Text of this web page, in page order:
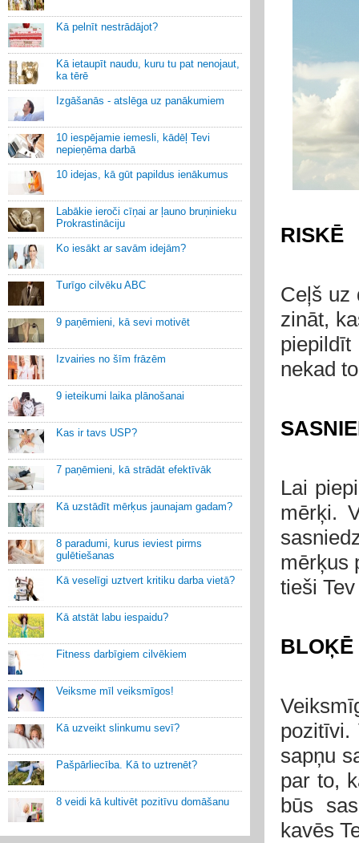
Kā pelnīt nestrādājot?
Kā ietaupīt naudu, kuru tu pat nenojaut,
ka tērē
Izgāšanās - atslēga uz panākumiem
10 iespējamie iemesli, kādēļ Tevi
nepieņēma darbā
10 idejas, kā gūt papildus ienākumus
Labākie ieroči cīņai ar ļauno bruņinieku
Prokrastināciju
Ko iesākt ar savām idejām?
Turīgo cilvēku ABC
9 paņēmieni, kā sevi motivēt
Izvairies no šīm frāzēm
9 ieteikumi laika plānošanai
Kas ir tavs USP?
7 paņēmieni, kā strādāt efektīvāk
Kā uzstādīt mērķus jaunajam gadam?
8 paradumi, kurus ieviest pirms
gulētiešanas
Kā veselīgi uztvert kritiku darba vietā?
Kā atstāt labu iespaidu?
Fitness darbīgiem cilvēkiem
Veiksme mīl veiksmīgos!
Kā uzveikt slinkumu sevī?
Pašpārliecība. Kā to uztrenēt?
8 veidi kā kultivēt pozitīvu domāšanu
RISKĒ
Ceļš uz
zināt,
nekad
Lai
mērķi.
mērķus
tieši
BLOĶĒ
pozitīvi.
sapņu
par to,
būs
kavēs